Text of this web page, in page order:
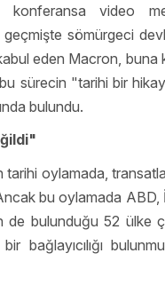
konferansa video
sömürgeci
eden Macron, buna
sürecin "tarihi bir
bulundu.
oylamada,
bu oylamada
bulunduğu 52 ülke
bir bağlayıcılığı